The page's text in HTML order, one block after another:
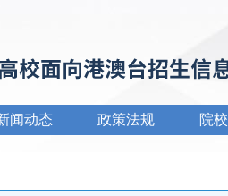
闻动态 政策法规 院